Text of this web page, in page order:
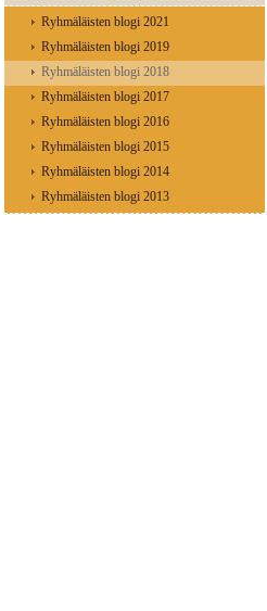
Ryhmäläisten blogi 2021
Ryhmäläisten blogi 2019
Ryhmäläisten blogi 2018
Ryhmäläisten blogi 2017
Ryhmäläisten blogi 2016
Ryhmäläisten blogi 2015
Ryhmäläisten blogi 2014
Ryhmäläisten blogi 2013